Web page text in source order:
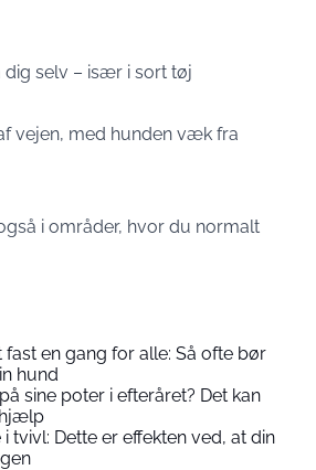
dig selv – især i sort tøj
vejen, med hunden væk fra
i områder, hvor du normalt
en gang for alle: Så ofte bør
hund
sine poter i efteråret? Det kan
tvivl: Dette er effekten ved, at din